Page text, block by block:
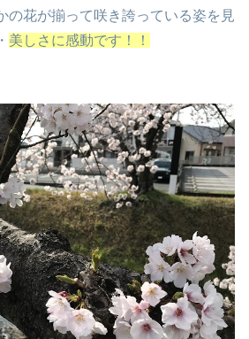
の花が揃って咲き誇っている姿を見
美しさに感動です！！